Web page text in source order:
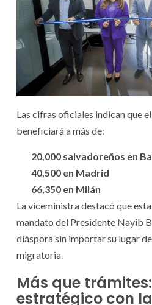
Las cifras oficiales indican que
beneficiará a más de:
20,000 salvadoreños en
40,500 en Madrid
66,350 en Milán
La viceministra destacó que
mandato del Presidente Nayib
diáspora sin importar su lugar
migratoria.
Más que
estratégico con